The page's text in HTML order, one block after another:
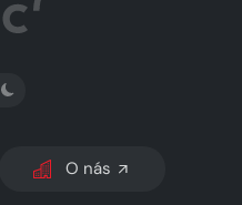
PŘEPNOUT SVĚTLÝ/TMAVÝ REŽIM
O nás